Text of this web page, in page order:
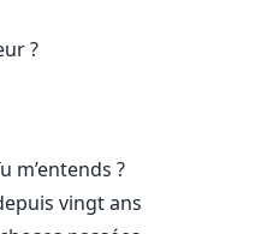
?
m’entends ?
vingt ans